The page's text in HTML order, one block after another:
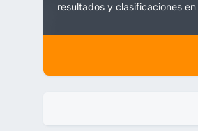
resultados y clasificaciones